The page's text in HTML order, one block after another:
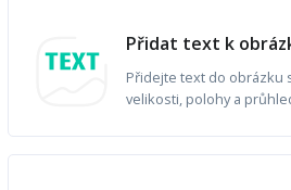
Přidat text k
Přidejte text do obrázku
velikosti, polohy a